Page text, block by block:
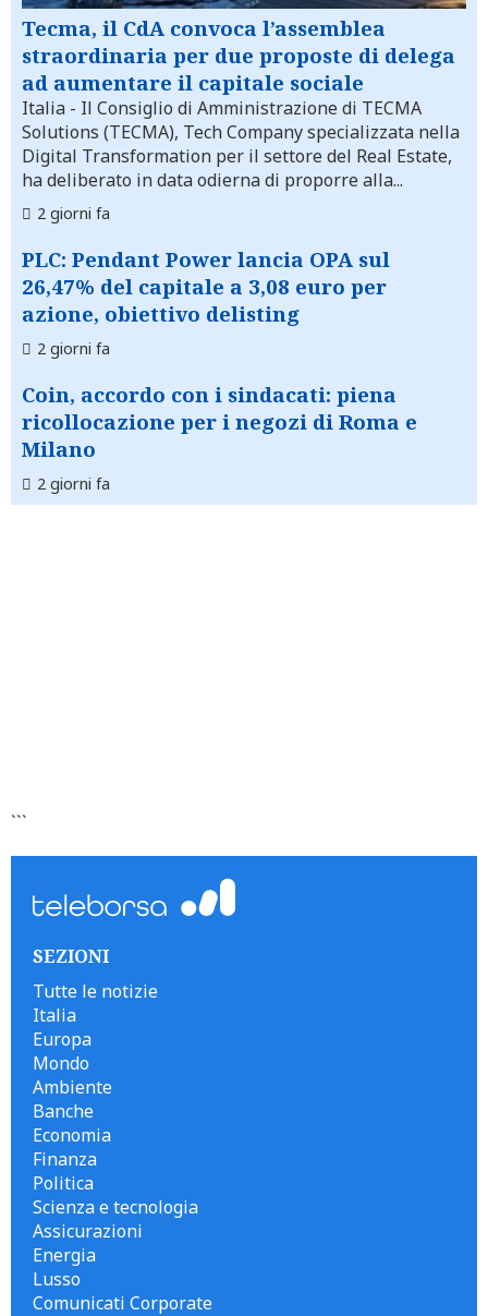
Tecma, il CdA convoca l’assemblea
straordinaria per due proposte di delega
ad aumentare il capitale sociale
Italia - Il Consiglio di Amministrazione di TECMA
Solutions (TECMA), Tech Company specializzata nella
Digital Transformation per il settore del Real Estate,
ha deliberato in data odierna di proporre alla...
2 giorni fa
PLC: Pendant Power lancia OPA sul
26,47% del capitale a 3,08 euro per
azione, obiettivo delisting
2 giorni fa
Coin, accordo con i sindacati: piena
ricollocazione per i negozi di Roma e
Milano
2 giorni fa
```
SEZIONI
Tutte le notizie
Italia
Europa
Mondo
Ambiente
Banche
Economia
Finanza
Politica
Scienza e tecnologia
Assicurazioni
Energia
Lusso
Comunicati Corporate